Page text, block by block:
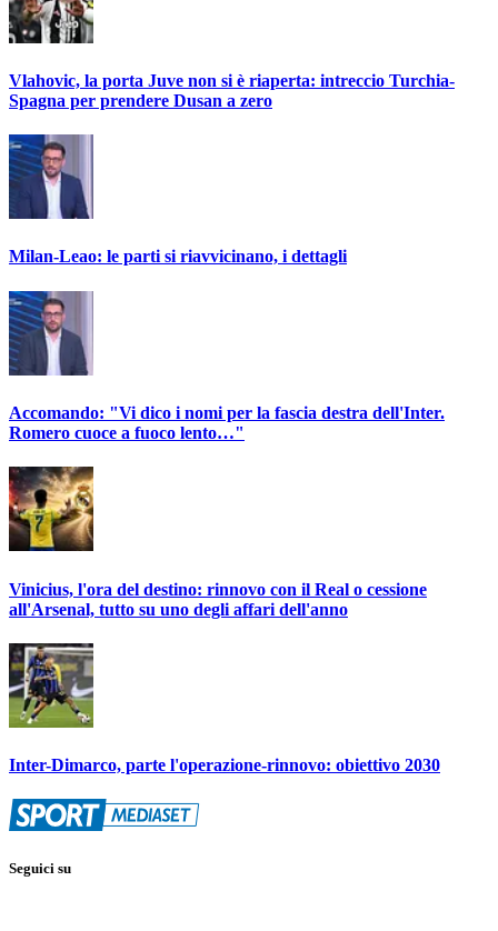
Vlahovic, la porta Juve non si è riaperta: intreccio Turchia-
Spagna per prendere Dusan a zero
Milan-Leao: le parti si riavvicinano, i dettagli
Accomando: "Vi dico i nomi per la fascia destra dell'Inter.
Romero cuoce a fuoco lento…"
Vinicius, l'ora del destino: rinnovo con il Real o cessione
all'Arsenal, tutto su uno degli affari dell'anno
Inter-Dimarco, parte l'operazione-rinnovo: obiettivo 2030
Seguici su